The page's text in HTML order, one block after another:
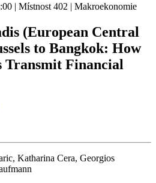
| Místnost 402 | Makroekonomie
(European Central
to Bangkok: How
Transmit Financial
Katharina Cera, Georgios